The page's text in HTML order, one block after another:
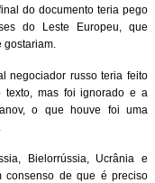
do documento teria pego
do Leste Europeu, que
negociador russo teria feito
texto, mas foi ignorado e a
o que houve foi uma
Bielorrússia, Ucrânia e
consenso de que é preciso